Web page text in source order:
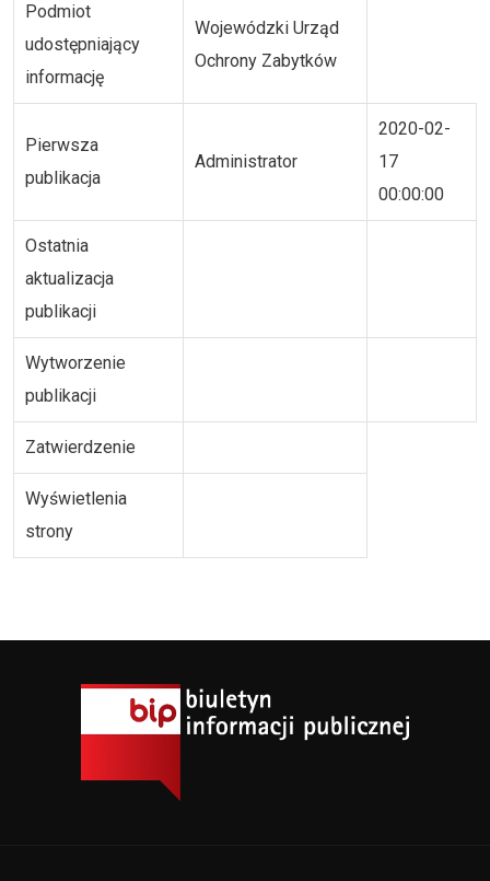
Podmiot
udostępniający
informację
Wojewódzki Urząd
Ochrony Zabytków
Pierwsza
publikacja
Administrator
2020-02-
17
00:00:00
Ostatnia
aktualizacja
publikacji
Wytworzenie
publikacji
Zatwierdzenie
Wyświetlenia
strony